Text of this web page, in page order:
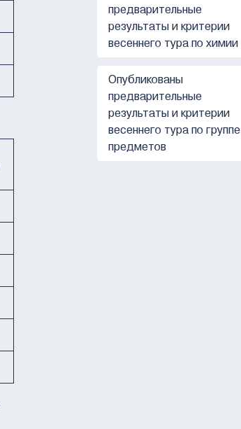
предварительные
результаты и критерии
весеннего тура по химии
Опубликованы
предварительные
результаты и критерии
весеннего тура по группе
предметов